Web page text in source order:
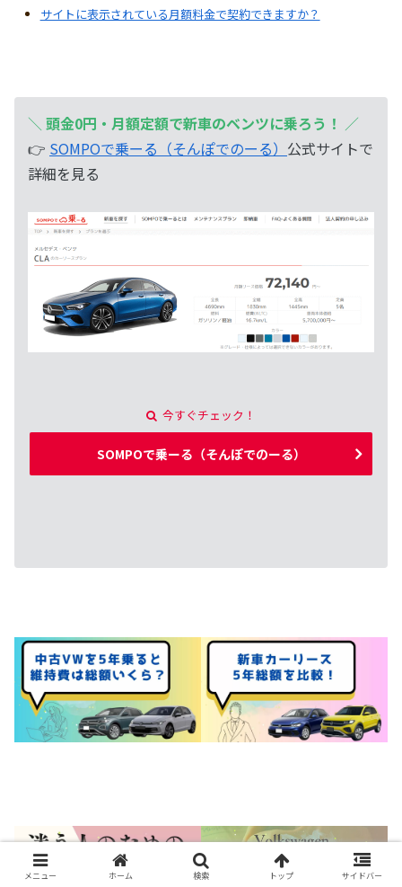
サイトに表示されている月額料金で契約できますか？
＼ 頭金0円・月額定額で新車のベンツに乗ろう！ ／
👉 SOMPOで乗ーる（そんぽでのーる） 公式サイトで
詳細を見る
今すぐチェック！
SOMPOで乗ーる（そんぽでのーる）
メニュー ホーム 検索 トップ サイドバー